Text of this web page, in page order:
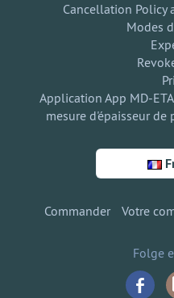
Cancellation Policy
Modes
Application App MD-
mesure d'épaisseur
Commander Votre
Folge